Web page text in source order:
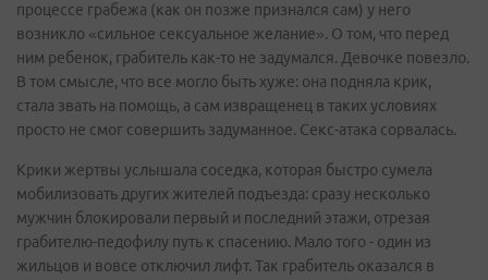
процессе грабежа (как он позже признался сам) у него
возникло «сильное сексуальное желание». О том, что перед
ним ребенок, грабитель как-то не задумался. Девочке повезло.
В том смысле, что все могло быть хуже: она подняла крик,
стала звать на помощь, а сам извращенец в таких условиях
просто не смог совершить задуманное. Секс-атака сорвалась.
Крики жертвы услышала соседка, которая быстро сумела
мобилизовать других жителей подъезда: сразу несколько
мужчин блокировали первый и последний этажи, отрезая
грабителю-педофилу путь к спасению. Мало того - один из
жильцов и вовсе отключил лифт. Так грабитель оказался в